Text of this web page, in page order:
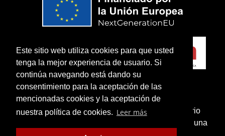
Este sitio web utiliza cookies para que usted
tenga la mejor experiencia de usuario. Si
continúa navegando está dando su
consentimiento para la aceptación de las
mencionadas cookies y la aceptación de
nuestra política de cookies. Leer más
¿Sabías que puedes añadir un icono en el escritorio
de tu teléfono para utilizar esta web como si fuese una